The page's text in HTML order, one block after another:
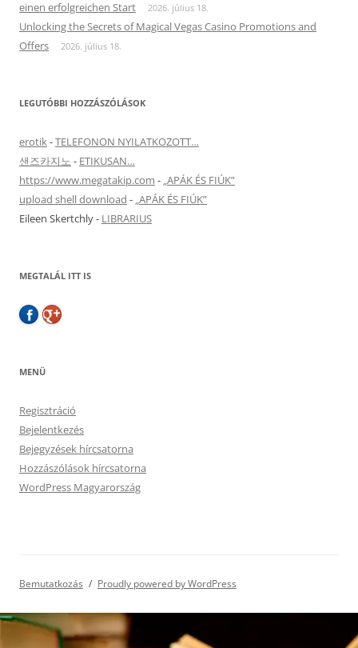
einen erfolgreichen Start
2026. július 18.
Unlocking the Secrets of Magical Vegas Casino Promotions and
Offers
2026. július 18.
LEGUTÓBBI HOZZÁSZÓLÁSOK
erotik-TELEFONON NYILATKOZOTT…
샌즈카지노 - ETIKUSAN…
https://www.megatakip.com - „APÁK ÉS FIÚK”
upload shell download - „APÁK ÉS FIÚK”
Eileen Skertchly- LIBRARIUS
MEGTALÁL ITT IS
MENÜ
Regisztráció
Bejelentkezés
Bejegyzések hírcsatorna
Hozzászólások hírcsatorna
WordPress Magyarország
Bemutatkozás Proudly powered by WordPress